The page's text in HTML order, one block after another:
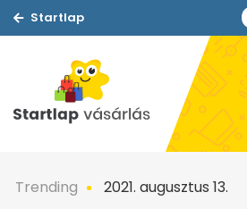
Startlap
Trending 2021. augusztus 13.